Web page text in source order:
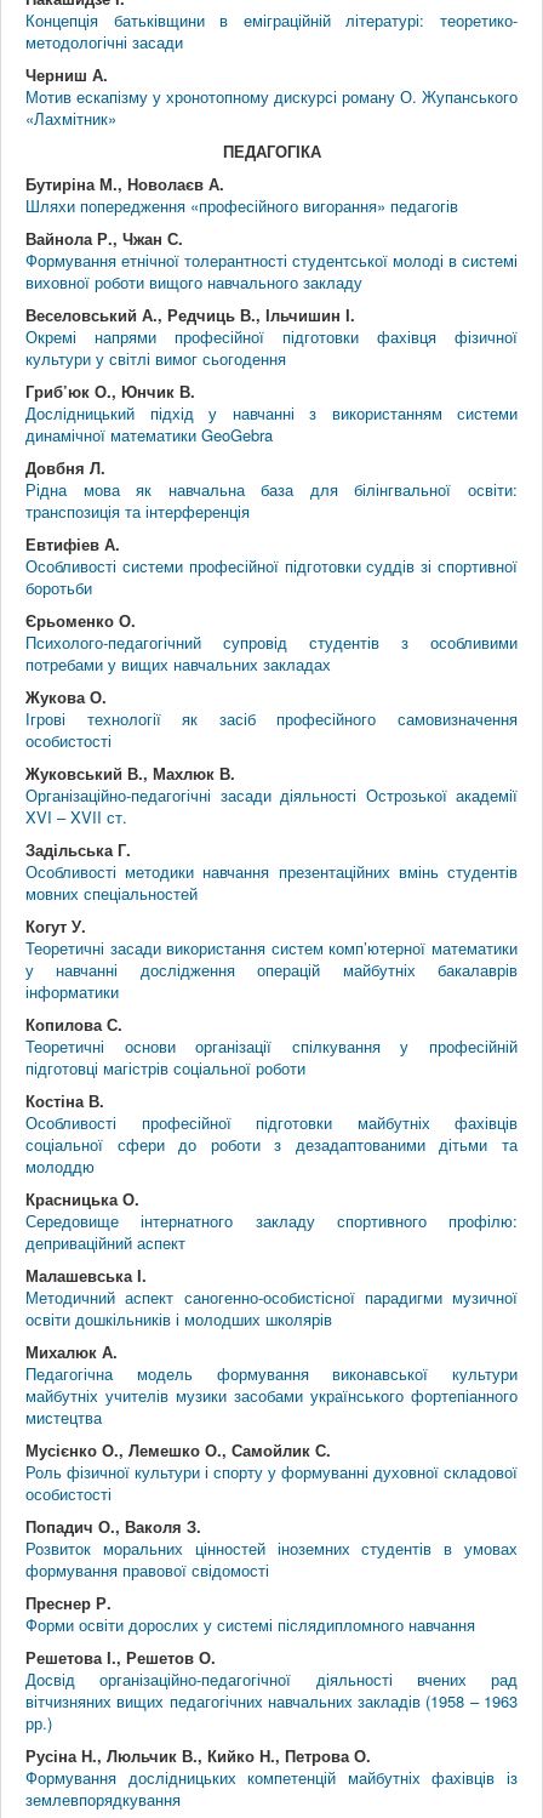
Концепція батьківщини в еміграційній літературі: теоретико-
методологічні засади
Черниш А.
Мотив ескапізму у хронотопному дискурсі роману О. Жупанського
«Лахмітник»
ПЕДАГОГІКА
Бутиріна М., Новолаєв А.
Шляхи попередження «професійного вигорання» педагогів
Вайнола Р., Чжан С.
Формування етнічної толерантності студентської молоді в системі
виховної роботи вищого навчального закладу
Веселовський А., Редчиць В., Ільчишин І.
Окремі напрями професійної підготовки фахівця фізичної
культури у світлі вимог сьогодення
Гриб’юк О., Юнчик В.
Дослідницький підхід у навчанні з використанням системи
динамічної математики GeoGebra
Довбня Л.
Рідна мова як навчальна база для білінгвальної освіти:
транспозиція та інтерференція
Евтифіев А.
Особливості системи професійної підготовки суддів зі спортивної
боротьби
Єрьоменко О.
Психолого-педагогічний супровід студентів з особливими
потребами у вищих навчальних закладах
Жукова О.
Ігрові технології як засіб професійного самовизначення
особистості
Жуковський В., Махлюк В.
Організаційно-педагогічні засади діяльності Острозької академії
XVI – XVII ст.
Задільська Г.
Особливості методики навчання презентаційних вмінь студентів
мовних спеціальностей
Когут У.
Теоретичні засади використання систем комп’ютерної математики
у навчанні дослідження операцій майбутніх бакалаврів
інформатики
Копилова С.
Теоретичні основи організації спілкування у професійній
підготовці магістрів соціальної роботи
Костіна В.
Особливості професійної підготовки майбутніх фахівців
соціальної сфери до роботи з дезадаптованими дітьми та
молоддю
Красницька О.
Середовище інтернатного закладу спортивного профілю:
деприваційний аспект
Малашевська І.
Методичний аспект саногенно-особистісної парадигми музичної
освіти дошкільників і молодших школярів
Михалюк А.
Педагогічна модель формування виконавської культури
майбутніх учителів музики засобами українського фортепіанного
мистецтва
Мусієнко О., Лемешко О., Самойлик С.
Роль фізичної культури і спорту у формуванні духовної складової
особистості
Попадич О., Ваколя З.
Розвиток моральних цінностей іноземних студентів в умовах
формування правової свідомості
Преснер Р.
Форми освіти дорослих у системі післядипломного навчання
Решетова І., Решетов О.
Досвід організаційно-педагогічної діяльності вчених рад
вітчизняних вищих педагогічних навчальних закладів (1958 – 1963
рр.)
Русіна Н., Люльчик В., Кийко Н., Петрова О.
Формування дослідницьких компетенцій майбутніх фахівців із
землевпорядкування